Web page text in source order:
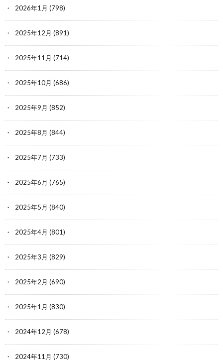
2026年1月 (798)
2025年12月 (891)
2025年11月 (714)
2025年10月 (686)
2025年9月 (852)
2025年8月 (844)
2025年7月 (733)
2025年6月 (765)
2025年5月 (840)
2025年4月 (801)
2025年3月 (829)
2025年2月 (690)
2025年1月 (830)
2024年12月 (678)
2024年11月 (730)